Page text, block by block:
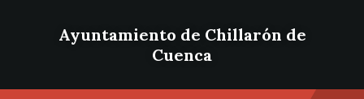
Ayuntamiento de Chillarón de
Cuenca